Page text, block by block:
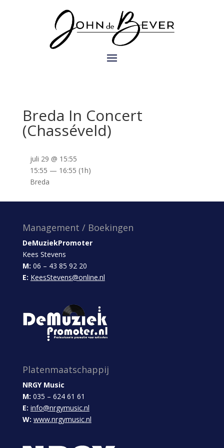
Breda In Concert
(Chasséveld)
juli 29 @ 15:55
15:55 — 16:55 (1h)
Breda
Management / Boekingen
DeMuziekPromoter
Kees Stevens
M: 06 – 43 85 92 20
E: KeesStevens@online.nl
Platenmaatschappij
NRGY Music
M: 035 – 624 61 61
E: info@nrgymusic.nl
W: www.nrgymusic.nl